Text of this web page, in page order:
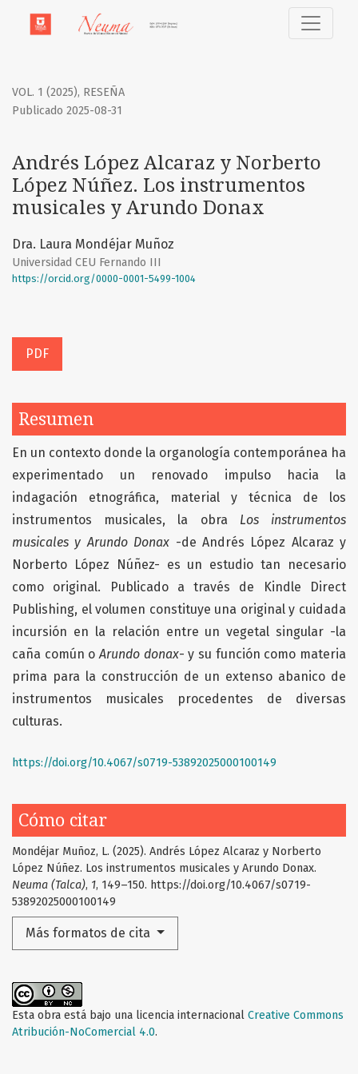
Andrés López Alcaraz y Norberto López Núñez. Los
VOL. 1 (2025), RESEÑA
Andrés López Alcaraz y Norberto
López Núñez. Los instrumentos
musicales y Arundo Donax
Publicado 2025-08-31
Dra. Laura Mondéjar Muñoz
Universidad CEU Fernando III
https://orcid.org/0000-0001-5499-1004
PDF
Cómo citar
Mondéjar Muñoz, L. (2025). Andrés López Alcaraz y Norberto
López Núñez. Los instrumentos musicales y Arundo Donax.
Neuma (Talca), 1, 149–150. https://doi.org/10.4067/s0719-
53892025000100149
Más formatos de cita
Resumen
En un contexto donde la organología contemporánea ha
experimentado un renovado impulso hacia la
indagación etnográfica, material y técnica de los
instrumentos musicales, la obra Los instrumentos
musicales y Arundo Donax -de Andrés López Alcaraz y
Norberto López Núñez- es un estudio tan necesario
como original. Publicado a través de Kindle Direct
Publishing, el volumen constituye una original y cuidada
incursión en la relación entre un vegetal singular -la
caña común oArundo donax- y su función como materia
prima para la construcción de un extenso abanico de
instrumentos musicales procedentes de diversas
culturas.
https://doi.org/10.4067/s0719-53892025000100149
Esta obra está bajo una licencia internacional Creative Commons
Atribución-NoComercial 4.0.